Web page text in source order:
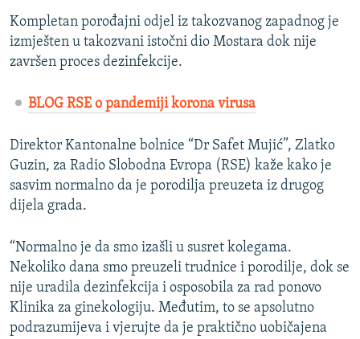
Kompletan porođajni odjel iz takozvanog zapadnog je
izmješten u takozvani istočni dio Mostara dok nije
završen proces dezinfekcije.
BLOG RSE o pandemiji korona virusa
Direktor Kantonalne bolnice “Dr Safet Mujić”, Zlatko
Guzin, za Radio Slobodna Evropa (RSE) kaže kako je
sasvim normalno da je porodilja preuzeta iz drugog
dijela grada.
“Normalno je da smo izašli u susret kolegama.
Nekoliko dana smo preuzeli trudnice i porodilje, dok se
nije uradila dezinfekcija i osposobila za rad ponovo
Klinika za ginekologiju. Međutim, to se apsolutno
podrazumijeva i vjerujte da je praktično uobičajena